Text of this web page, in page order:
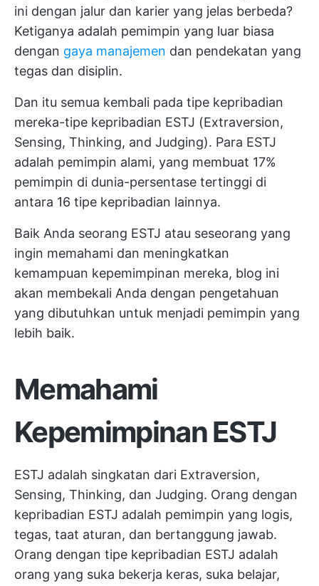
ini dengan jalur dan karier yang jelas berbeda?
Ketiganya adalah pemimpin yang luar biasa
dengan gaya manajemen dan pendekatan yang
tegas dan disiplin.
Dan itu semua kembali pada tipe kepribadian
mereka-tipe kepribadian ESTJ (Extraversion,
Sensing, Thinking, and Judging). Para ESTJ
adalah pemimpin alami, yang membuat 17%
pemimpin di dunia-persentase tertinggi di
antara 16 tipe kepribadian lainnya.
Baik Anda seorang ESTJ atau seseorang yang
ingin memahami dan meningkatkan
kemampuan kepemimpinan mereka, blog ini
akan membekali Anda dengan pengetahuan
yang dibutuhkan untuk menjadi pemimpin yang
lebih baik.
Memahami
Kepemimpinan ESTJ
ESTJ adalah singkatan dari Extraversion,
Sensing, Thinking, dan Judging. Orang dengan
kepribadian ESTJ adalah pemimpin yang logis,
tegas, taat aturan, dan bertanggung jawab.
Orang dengan tipe kepribadian ESTJ adalah
orang yang suka bekerja keras, suka belajar,